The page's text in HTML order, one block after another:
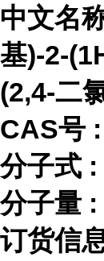
中文名
基)-2-
(2,4-二
CAS号 :
分子式 :
分子量 :
订货信